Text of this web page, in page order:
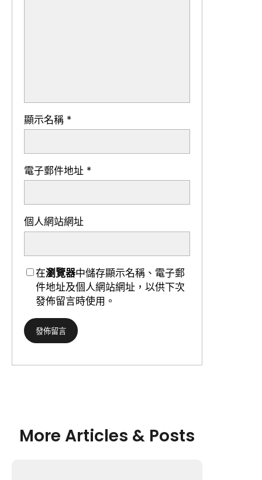
顯示名稱 *
電子郵件地址 *
個人網站網址
在瀏覽器中儲存顯示名稱、電子郵
件地址及個人網站網址，以供下次
發佈留言時使用。
More Articles & Posts